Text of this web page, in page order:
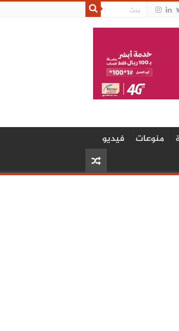
منوعات فيديو